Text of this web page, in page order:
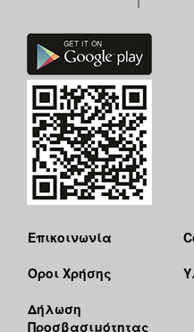
Επικοινωνία
Όροι Χρήσης
Δήλωση
Προσβασιμότητας